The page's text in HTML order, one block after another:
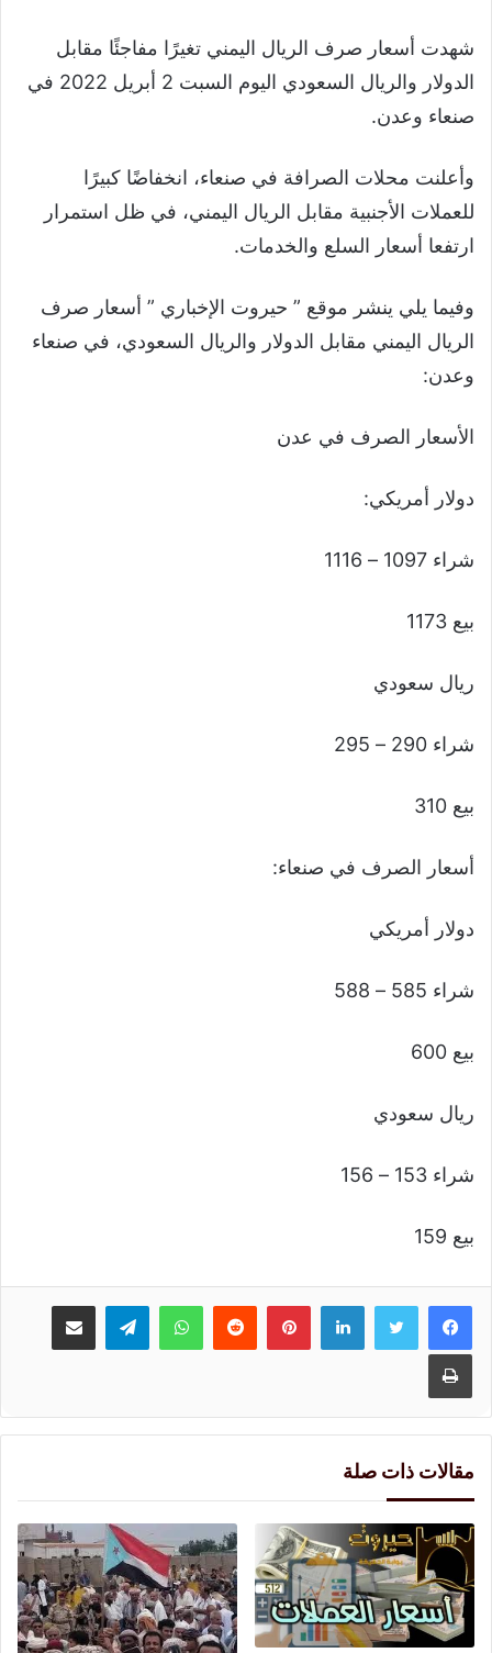
شهدت أسعار صرف الريال اليمني تغيرًا مفاجئًا مقابل
الدولار والريال السعودي اليوم السبت 2 أبريل 2022 في
صنعاء وعدن.
وأعلنت محلات الصرافة في صنعاء، انخفاضًا كبيرًا
للعملات الأجنبية مقابل الريال اليمني، في ظل استمرار
ارتفعا أسعار السلع والخدمات.
وفيما يلي ينشر موقع ” حيروت الإخباري ” أسعار صرف
الريال اليمني مقابل الدولار والريال السعودي، في صنعاء
وعدن:
الأسعار الصرف في عدن
دولار أمريكي:
شراء 1097 – 1116
بيع 1173
ريال سعودي
شراء 290 – 295
بيع 310
أسعار الصرف في صنعاء:
دولار أمريكي
شراء 585 – 588
بيع 600
ريال سعودي
شراء 153 – 156
بيع 159
لينكدإنبينتيريست واتسابتيلقرام مشاركة عبر البريد
طباعة
مقالات ذات صلة